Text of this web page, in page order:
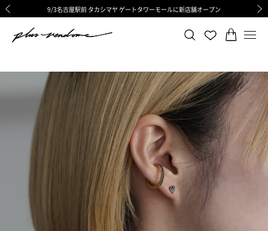
ギフトサービス 一部リニューアルと価格変更のお知らせ
令和8年熊本地震の影響による荷物のお届けについて
9/3名古屋駅前 タカシマヤ ゲートタワーモールに新店舗オープン
8/6渋谷ヒカリエ内ShinQs店 待望のリアル店舗オープン
ギフトサービス 一部リニューアルと価格変更のお知らせ
令和8年熊本地震の影響による荷物のお届けについて